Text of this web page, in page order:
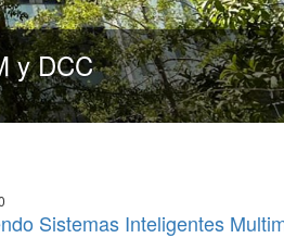
y DCC
Sistemas Inteligentes